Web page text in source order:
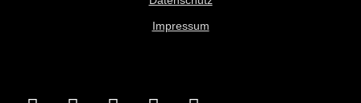
Impressum